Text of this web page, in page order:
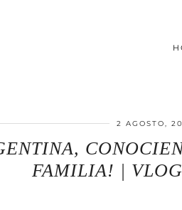
2 AGOSTO,
FAMILIA! |